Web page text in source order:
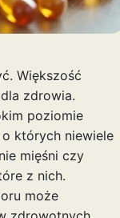
Większość
zdrowia.
poziomie
których niewiele
mięśni czy
z nich.
może